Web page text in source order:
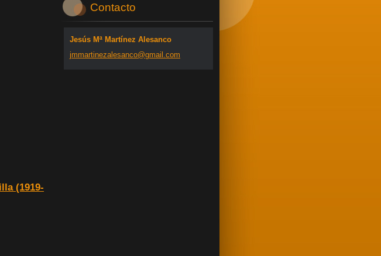
(1919-
Contacto
Jesús Mª Martínez Alesanco
jmmartinezalesanco@gmail .com